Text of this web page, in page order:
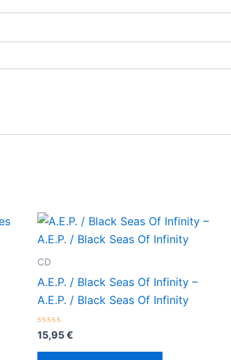
CD
A.E.P. / Black Seas Of Infinity –
A.E.P. / Black Seas Of Infinity
Valorado
con
0
15,95€